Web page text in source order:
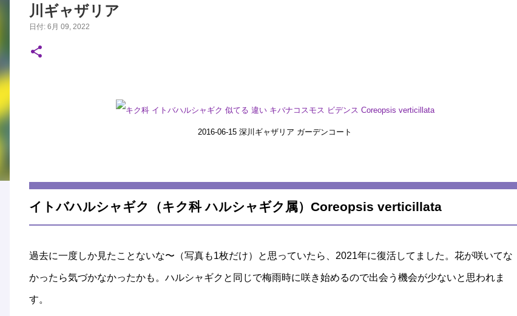
川ギャザリア
日付: 6月 09, 2022
2016-06-15 深川ギャザリア ガーデンコート
イトバハルシャギク（キク科 ハルシャギク属）Coreopsis verticillata
過去に一度しか見たことないな〜（写真も1枚だけ）と思っていたら、2021年に復活してました。花が咲いてな
かったら気づかなかったかも。ハルシャギクと同じで梅雨時に咲き始めるので出会う機会が少ないと思われま
す。